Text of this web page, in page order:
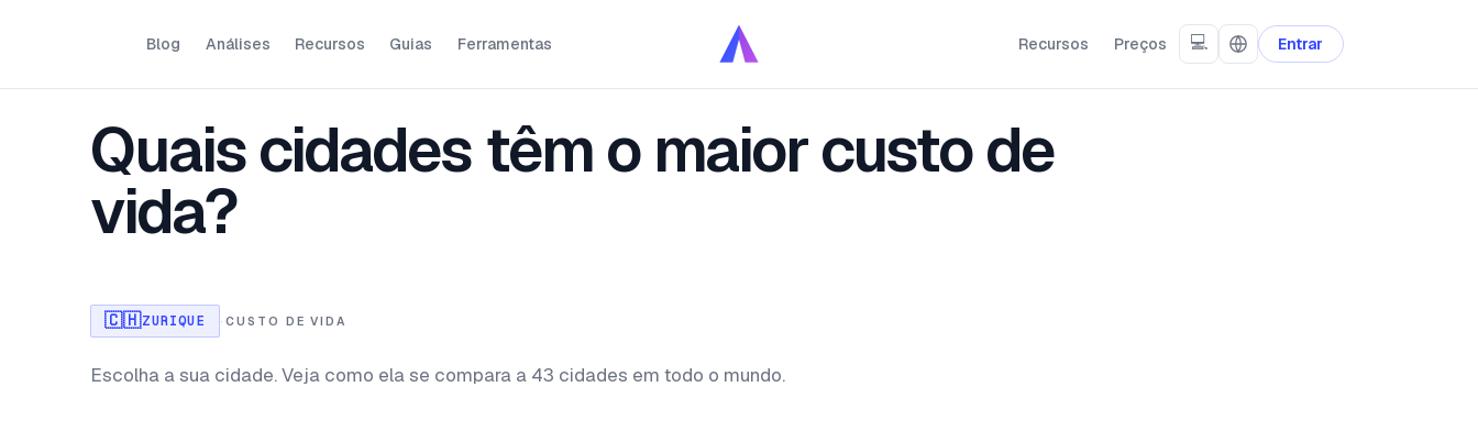
Blog Análises Recursos Guias Ferramentas Recursos Preços 💻 Entrar
Quais cidades têm o maior custo de
vida?
🇨🇭ZURIQUE · CUSTO DE VIDA
Escolha a sua cidade. Veja como ela se compara a 43 cidades em todo o mundo.